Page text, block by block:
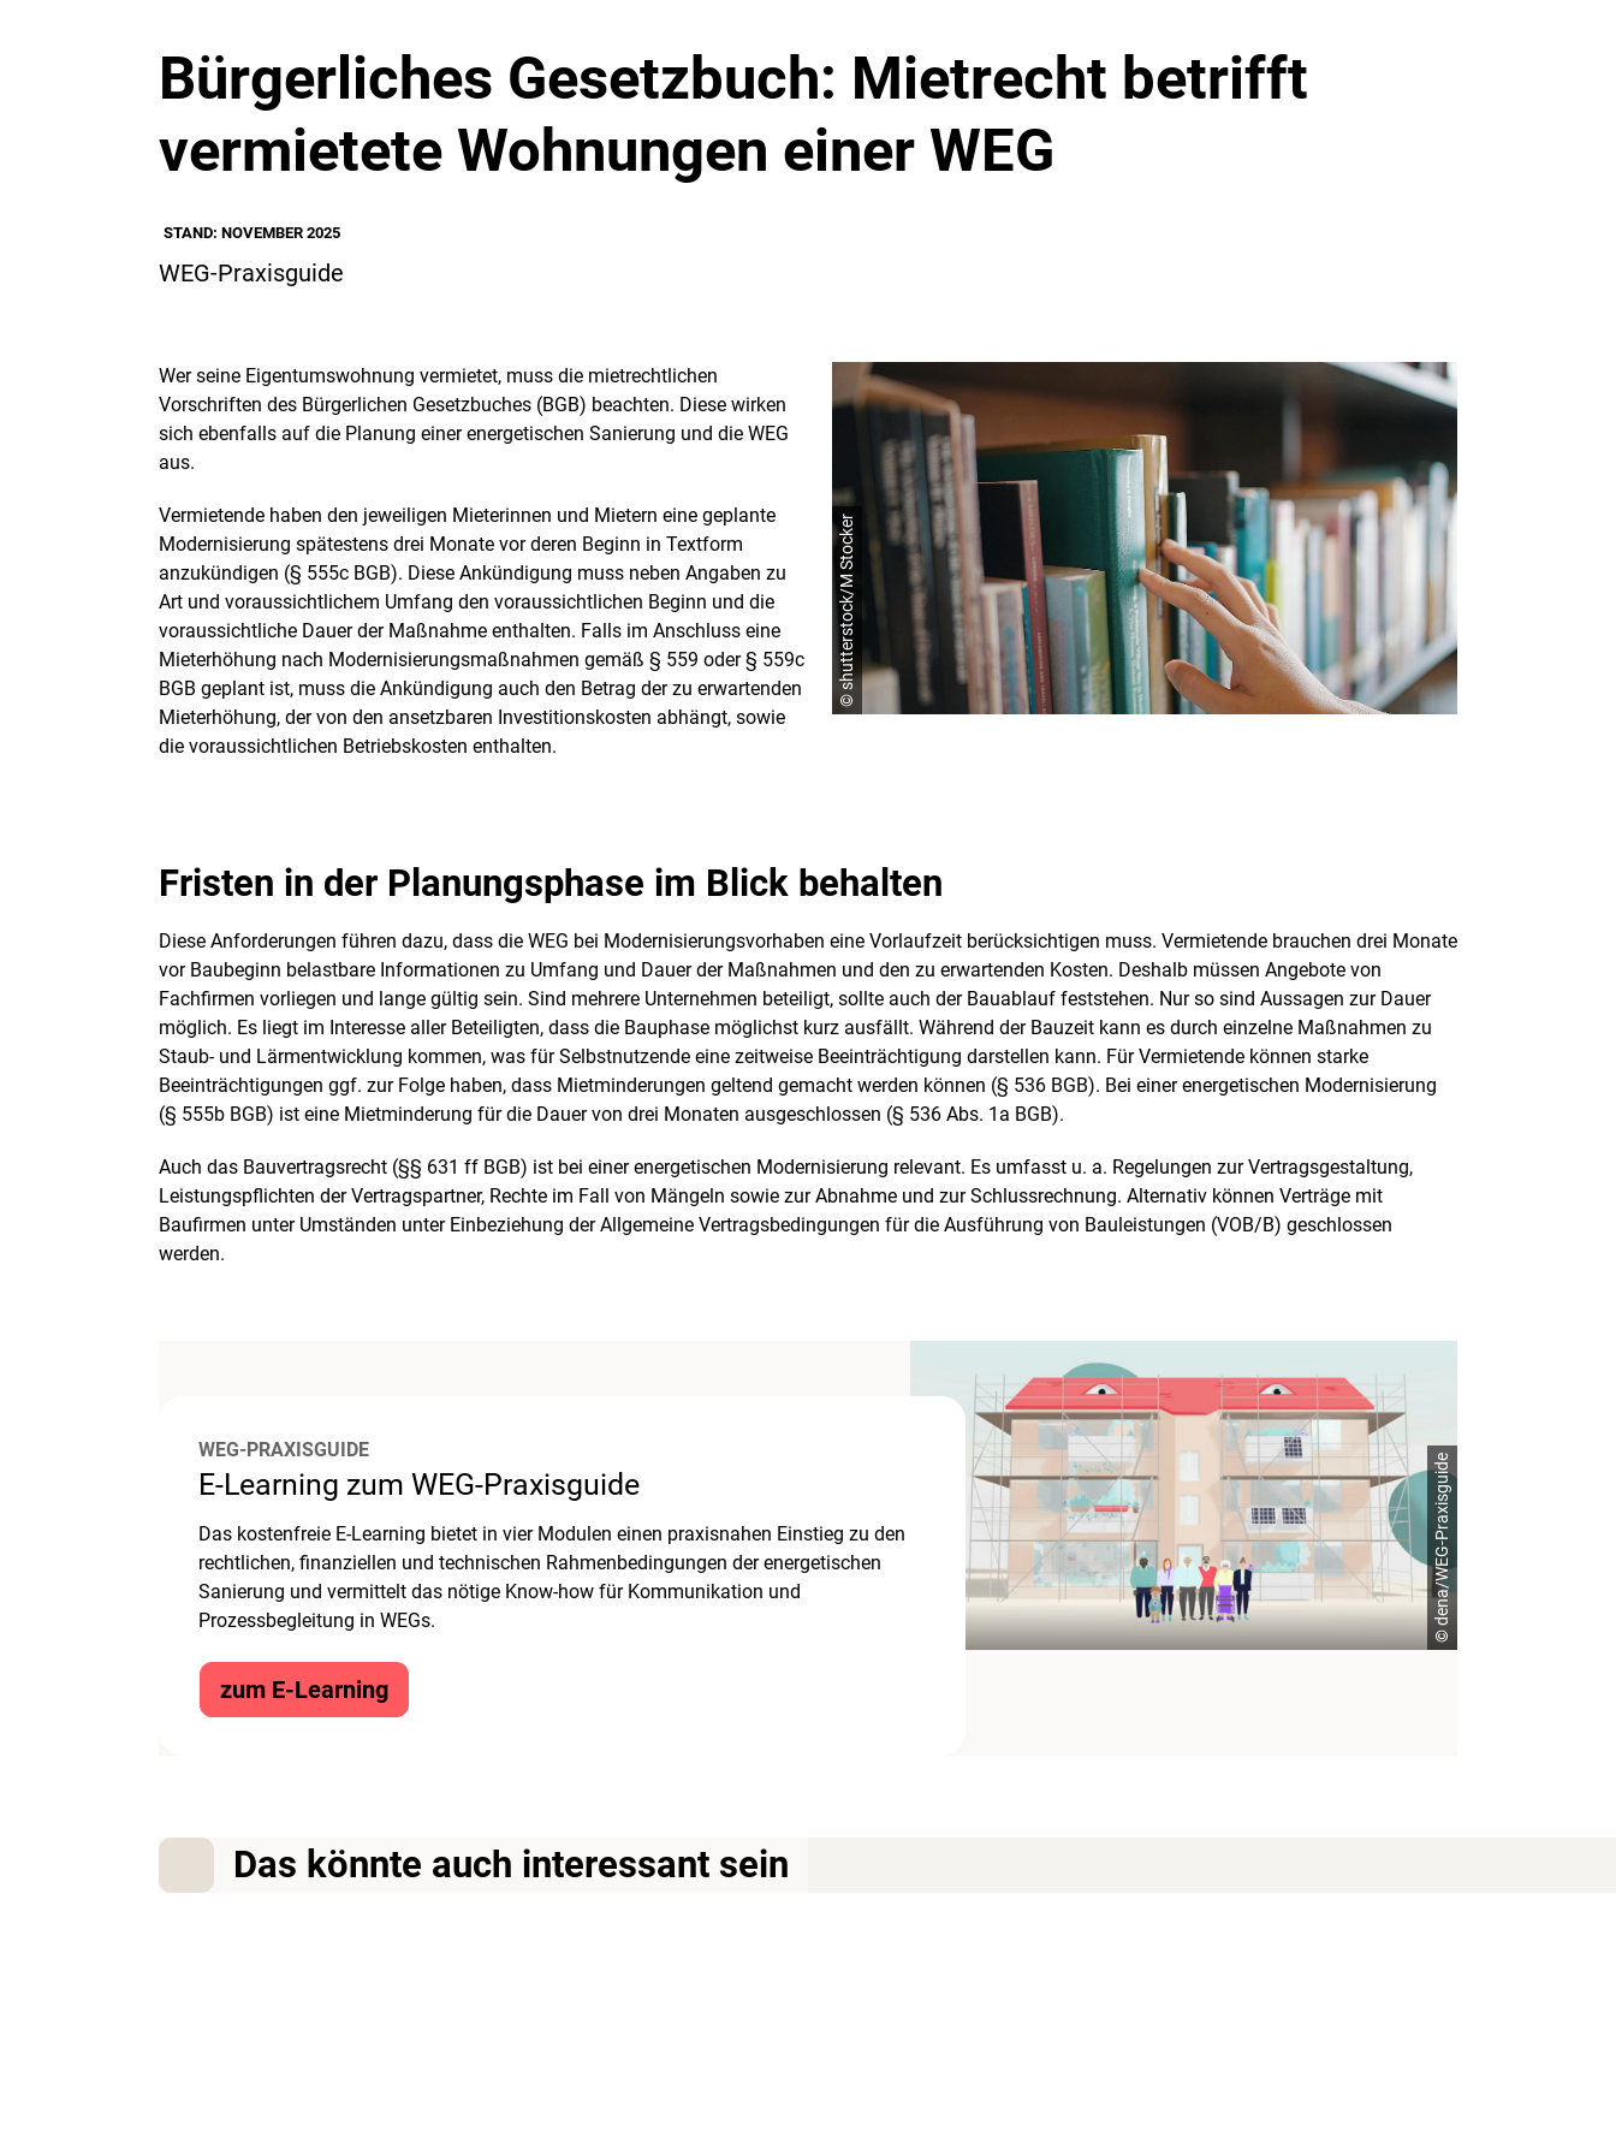
Bürgerliches Gesetzbuch: Mietrecht betrifft
vermietete Wohnungen einer WEG
STAND: NOVEMBER 2025
WEG-Praxisguide
© shutterstock/M Stocker
Wer seine Eigentumswohnung vermietet, muss die mietrechtlichen
Vorschriften des Bürgerlichen Gesetzbuches (BGB) beachten. Diese wirken
sich ebenfalls auf die Planung einer energetischen Sanierung und die WEG
aus.
Vermietende haben den jeweiligen Mieterinnen und Mietern eine geplante
Modernisierung spätestens drei Monate vor deren Beginn in Textform
anzukündigen (§ 555c BGB). Diese Ankündigung muss neben Angaben zu
Art und voraussichtlichem Umfang den voraussichtlichen Beginn und die
voraussichtliche Dauer der Maßnahme enthalten. Falls im Anschluss eine
Mieterhöhung nach Modernisierungsmaßnahmen gemäß § 559 oder § 559c
BGB geplant ist, muss die Ankündigung auch den Betrag der zu erwartenden
Mieterhöhung, der von den ansetzbaren Investitionskosten abhängt, sowie
die voraussichtlichen Betriebskosten enthalten.
Fristen in der Planungsphase im Blick behalten
Diese Anforderungen führen dazu, dass die WEG bei Modernisierungsvorhaben eine Vorlaufzeit berücksichtigen muss. Vermietende brauchen drei Monate
vor Baubeginn belastbare Informationen zu Umfang und Dauer der Maßnahmen und den zu erwartenden Kosten. Deshalb müssen Angebote von
Fachfirmen vorliegen und lange gültig sein. Sind mehrere Unternehmen beteiligt, sollte auch der Bauablauf feststehen. Nur so sind Aussagen zur Dauer
möglich. Es liegt im Interesse aller Beteiligten, dass die Bauphase möglichst kurz ausfällt. Während der Bauzeit kann es durch einzelne Maßnahmen zu
Staub- und Lärmentwicklung kommen, was für Selbstnutzende eine zeitweise Beeinträchtigung darstellen kann. Für Vermietende können starke
Beeinträchtigungen ggf. zur Folge haben, dass Mietminderungen geltend gemacht werden können (§ 536 BGB). Bei einer energetischen Modernisierung
(§ 555b BGB) ist eine Mietminderung für die Dauer von drei Monaten ausgeschlossen (§ 536 Abs. 1a BGB).
Auch das Bauvertragsrecht (§§ 631 ff BGB) ist bei einer energetischen Modernisierung relevant. Es umfasst u. a. Regelungen zur Vertragsgestaltung,
Leistungspflichten der Vertragspartner, Rechte im Fall von Mängeln sowie zur Abnahme und zur Schlussrechnung. Alternativ können Verträge mit
Baufirmen unter Umständen unter Einbeziehung der Allgemeine Vertragsbedingungen für die Ausführung von Bauleistungen (VOB/B) geschlossen
werden.
© dena/WEG-Praxisguide
WEG-PRAXISGUIDE
E-Learning zum WEG-Praxisguide
Das kostenfreie E-Learning bietet in vier Modulen einen praxisnahen Einstieg zu den
rechtlichen, finanziellen und technischen Rahmenbedingungen der energetischen
Sanierung und vermittelt das nötige Know-how für Kommunikation und
Prozessbegleitung in WEGs.
zum E-Learning
Das könnte auch interessant sein